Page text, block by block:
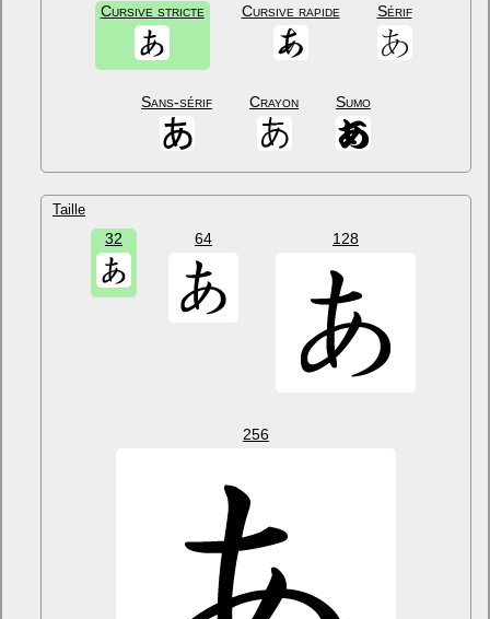
Cursive stricte Cursive rapide Sérif
Sans-sérif Crayon Sumo
Taille
32 64 128
256